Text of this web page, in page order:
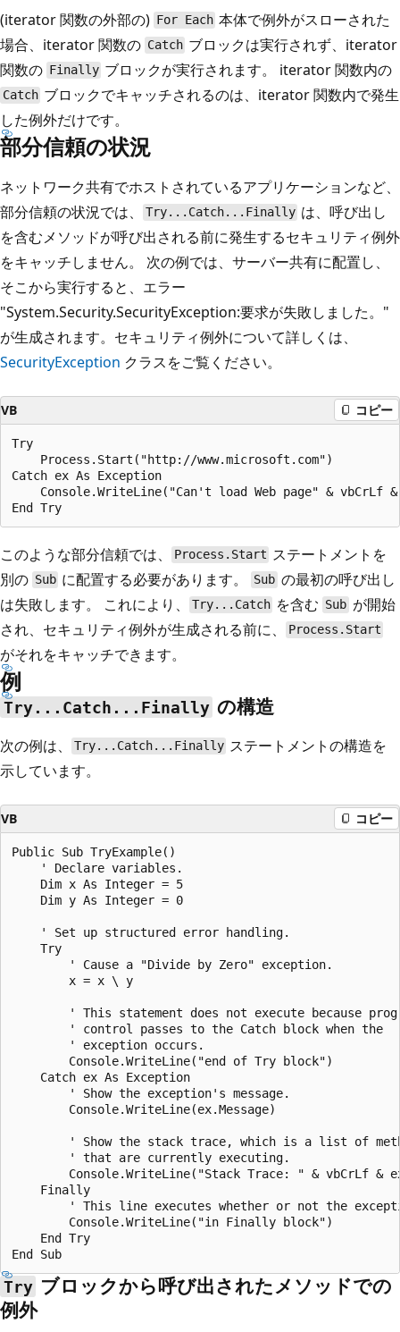
(iterator 関数の外部の) For Each 本体で例外がスローされた
場合、iterator 関数の Catch ブロックは実行されず、iterator
関数の Finally ブロックが実行されます。 iterator 関数内の
Catch ブロックでキャッチされるのは、iterator 関数内で発生
した例外だけです。
部分信頼の状況
ネットワーク共有でホストされているアプリケーションなど、
部分信頼の状況では、
Try...Catch...Finally は、呼び出し
を含むメソッドが呼び出される前に発生するセキュリティ例外
をキャッチしません。 次の例では、サーバー共有に配置し、
そこから実行すると、エラー
"System.Security.SecurityException:要求が失敗しました。"
が生成されます。セキュリティ例外について詳しくは、
SecurityException クラスをご覧ください。
VB コピー
Try
    Process.Start("http://www.microsoft.com")
Catch ex As Exception
Console.WriteLine("Can't load Web page" & vbCrLf
このような部分信頼では、 Process.Start ステートメントを
別の Sub に配置する必要があります。 Subの最初の呼び出し
は失敗します。 これにより、
Try...Catch を含む Subが開始
され、セキュリティ例外が生成される前に、
Process.Start
がそれをキャッチできます。
例
Try...Catch...Finally の構造
次の例は、 Try...Catch...Finally ステートメントの構造を
示しています。
VB コピー
Public Sub TryExample()
    ' Declare variables.
    Dim x As Integer = 5
    Dim y As Integer = 0
    ' Set up structured error handling.
    Try
        ' Cause a "Divide by Zero" exception.
        x = x \ y
' This statement does not execute because
        ' control passes to the Catch block when the
        ' exception occurs.
        Console.WriteLine("end of Try block")
    Catch ex As Exception
        ' Show the exception's message.
        Console.WriteLine(ex.Message)
' Show the stack trace, which is a list of
        ' that are currently executing.
Console.WriteLine("Stack Trace: " & vbCrLf &
    Finally
' This line executes whether or not the
        Console.WriteLine("in Finally block")
    End Try
Try ブロックから呼び出されたメソッドでの
例外